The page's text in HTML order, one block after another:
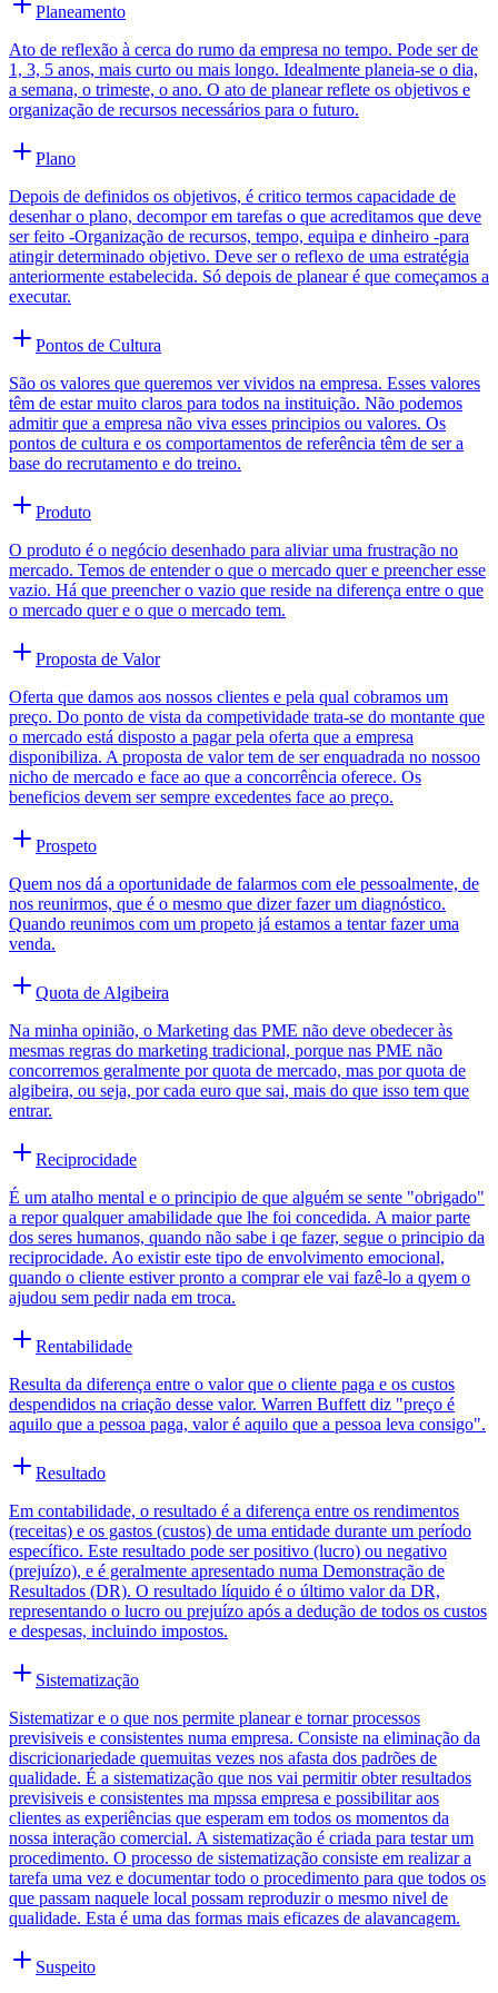
Planeamento
Ato de reflexão à cerca do rumo da empresa no tempo. Pode ser de
1, 3, 5 anos, mais curto ou mais longo. Idealmente planeia-se o dia,
a semana, o trimeste, o ano. O ato de planear reflete os objetivos e
organização de recursos necessários para o futuro.
Plano
Depois de definidos os objetivos, é critico termos capacidade de
desenhar o plano, decompor em tarefas o que acreditamos que deve
ser feito -Organização de recursos, tempo, equipa e dinheiro -para
atingir determinado objetivo. Deve ser o reflexo de uma estratégia
anteriormente estabelecida. Só depois de planear é que começamos a
executar.
Pontos de Cultura
São os valores que queremos ver vividos na empresa. Esses valores
têm de estar muito claros para todos na instituição. Não podemos
admitir que a empresa não viva esses principios ou valores. Os
pontos de cultura e os comportamentos de referência têm de ser a
base do recrutamento e do treino.
Produto
O produto é o negócio desenhado para aliviar uma frustração no
mercado. Temos de entender o que o mercado quer e preencher esse
vazio. Há que preencher o vazio que reside na diferença entre o que
o mercado quer e o que o mercado tem.
Proposta de Valor
Oferta que damos aos nossos clientes e pela qual cobramos um
preço. Do ponto de vista da competividade trata-se do montante que
o mercado está disposto a pagar pela oferta que a empresa
disponibiliza. A proposta de valor tem de ser enquadrada no nossoo
nicho de mercado e face ao que a concorrência oferece. Os
beneficios devem ser sempre excedentes face ao preço.
Prospeto
Quem nos dá a oportunidade de falarmos com ele pessoalmente, de
nos reunirmos, que é o mesmo que dizer fazer um diagnóstico.
Quando reunimos com um propeto já estamos a tentar fazer uma
venda.
Quota de Algibeira
Na minha opinião, o Marketing das PME não deve obedecer às
mesmas regras do marketing tradicional, porque nas PME não
concorremos geralmente por quota de mercado, mas por quota de
algibeira, ou seja, por cada euro que sai, mais do que isso tem que
entrar.
Reciprocidade
É um atalho mental e o principio de que alguém se sente "obrigado"
a repor qualquer amabilidade que lhe foi concedida. A maior parte
dos seres humanos, quando não sabe i qe fazer, segue o principio da
reciprocidade. Ao existir este tipo de envolvimento emocional,
quando o cliente estiver pronto a comprar ele vai fazê-lo a qyem o
ajudou sem pedir nada em troca.
Rentabilidade
Resulta da diferença entre o valor que o cliente paga e os custos
despendidos na criação desse valor. Warren Buffett diz "preço é
aquilo que a pessoa paga, valor é aquilo que a pessoa leva consigo".
Resultado
Em contabilidade, o resultado é a diferença entre os rendimentos
(receitas) e os gastos (custos) de uma entidade durante um período
específico. Este resultado pode ser positivo (lucro) ou negativo
(prejuízo), e é geralmente apresentado numa Demonstração de
Resultados (DR). O resultado líquido é o último valor da DR,
representando o lucro ou prejuízo após a dedução de todos os custos
e despesas, incluindo impostos.
Sistematização
Sistematizar e o que nos permite planear e tornar processos
previsiveis e consistentes numa empresa. Consiste na eliminação da
discricionariedade quemuitas vezes nos afasta dos padrões de
qualidade. É a sistematização que nos vai permitir obter resultados
previsiveis e consistentes ma mpssa empresa e possibilitar aos
clientes as experiências que esperam em todos os momentos da
nossa interação comercial. A sistematização é criada para testar um
procedimento. O processo de sistematização consiste em realizar a
tarefa uma vez e documentar todo o procedimento para que todos os
que passam naquele local possam reproduzir o mesmo nivel de
qualidade. Esta é uma das formas mais eficazes de alavancagem.
Suspeito